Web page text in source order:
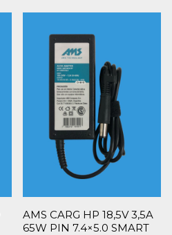
AMS CARG HP 18,5V 3,5A
65W PIN 7.4×5.0 SMART